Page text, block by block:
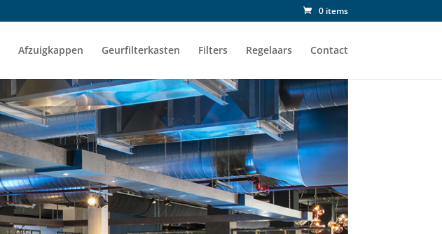
0 items
Afzuigkappen Geurfilterkasten Filters Regelaars Contact